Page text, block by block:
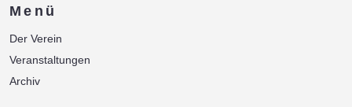
Menü
Der Verein
Veranstaltungen
Archiv